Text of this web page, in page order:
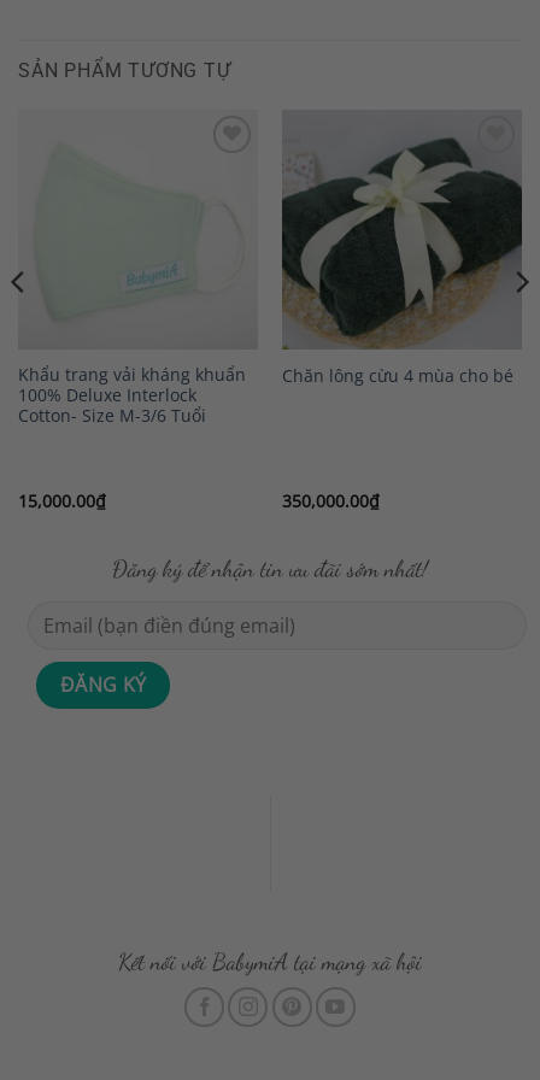
SẢN PHẨM TƯƠNG TỰ
Khẩu trang vải kháng khuẩn
100% Deluxe Interlock
Cotton- Size M-3/6 Tuổi
15,000.00₫
Add to
Chăn lông cừu 4 mùa cho bé
350,000.00₫
Đăng ký để nhận tin ưu đãi sớm nhất!
Kết nối với BabymiA tại mạng xã hội